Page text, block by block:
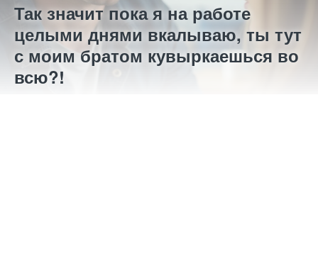
Так значит пока я на работе
целыми днями вкалываю, ты тут
с моим братом кувыркаешься во
всю?!